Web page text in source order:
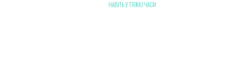
НАВІТЬ У ТЯЖКІ ЧАСИ